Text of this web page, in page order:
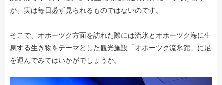
が、実は毎日必ず見られるものではないのです。
そこで、オホーツク方面を訪れた際には流氷とオホーツク海に生
息する生き物をテーマとした観光施設「オホーツク流氷館」に足
を運んでみてはいかがでしょうか。